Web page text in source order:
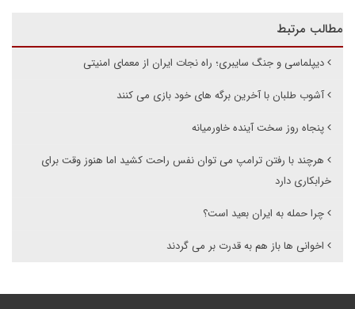
مطالب مرتبط
دیپلماسی و جنگ سایبری؛ راه نجات ایران از معمای امنیتی
آشوب طلبان با آخرین برگه های خود بازی می کنند
پنجاه روز سخت آینده خاورمیانه
هرچند با رفتن ترامپ می توان نفس راحت کشید اما هنوز وقت برای
خرابکاری دارد
چرا حمله به ایران بعید است؟
اخوانی ها باز هم به قدرت بر می گردند